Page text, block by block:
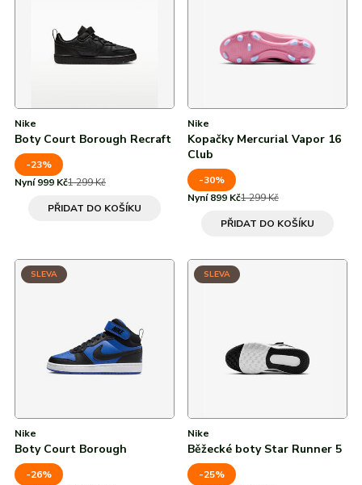
Všechny značky
Hnědá
Žlutá
Oranžová
60 %
Nike
Boty Court Borough Recraft
-23%
Nyní 999 Kč1 299 Kč
PŘIDAT DO KOŠÍKU
Nike
Kopačky Mercurial Vapor 16
Club
-30%
Nyní 899 Kč1 299 Kč
PŘIDAT DO KOŠÍKU
SLEVA
Nike
Boty Court Borough
-26%
SLEVA
Nike
Běžecké boty Star Runner 5
-25%